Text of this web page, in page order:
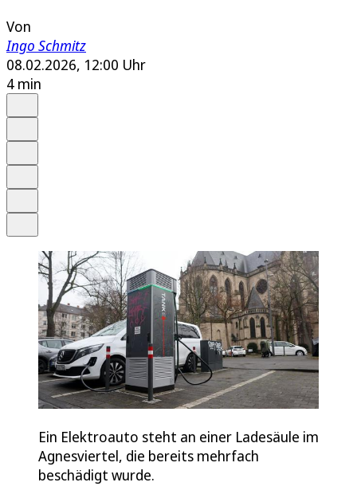
Von
Ingo Schmitz
08.02.2026, 12:00 Uhr
4 min
Ein Elektroauto steht an einer Ladesäule im
Agnesviertel, die bereits mehrfach
beschädigt wurde.